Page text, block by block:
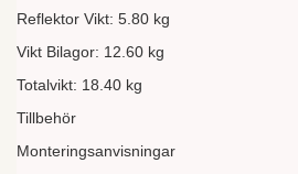
Reflektor Vikt: 5.80 kg
Vikt Bilagor: 12.60 kg
Totalvikt: 18.40 kg
Tillbehör
Monteringsanvisningar